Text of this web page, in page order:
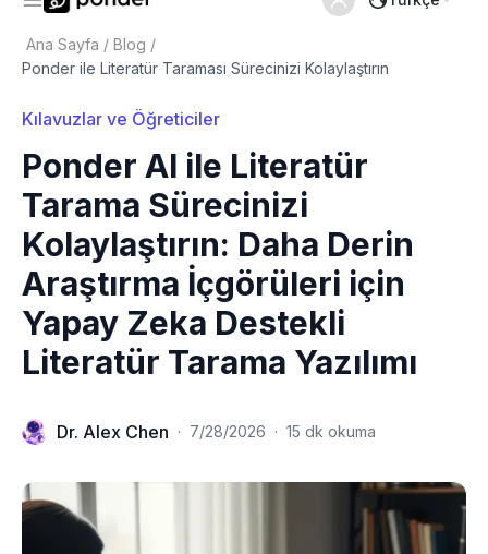
Ana Sayfa / Blog /
Ponder ile Literatür Taraması Sürecinizi Kolaylaştırın
Kılavuzlar ve Öğreticiler
Ponder AI ile Literatür
Tarama Sürecinizi
Kolaylaştırın: Daha Derin
Araştırma İçgörüleri için
Yapay Zeka Destekli
Literatür Tarama Yazılımı
Dr. Alex Chen · 7/28/2026 · 15 dk okuma